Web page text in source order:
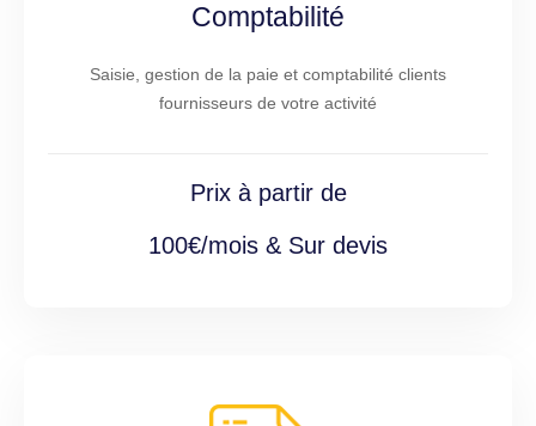
Comptabilité
Saisie, gestion de la paie et comptabilité clients
fournisseurs de votre activité
Prix à partir de
100€/mois & Sur devis